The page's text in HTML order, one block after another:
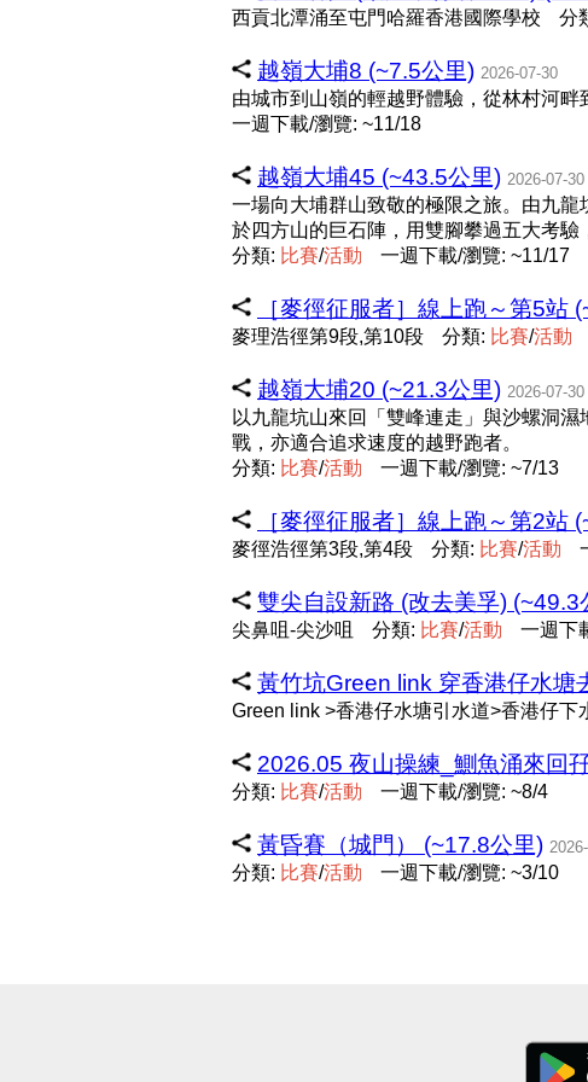
西貢北潭涌至屯門哈羅香港國際學校 分
越嶺大埔8 (~7.5公里) 2026-07-30
由城市到山嶺的輕越野體驗，從林村河畔
一週下載/瀏覽: ~11/18
越嶺大埔45 (~43.5公里) 2026-07-30
一場向大埔群山致敬的極限之旅。由九
於四方山的巨石陣，用雙腳攀過五大考驗
分類: 比賽/活動 一週下載/瀏覽: ~11/17
［麥徑征服者］線上跑～第5站
麥理浩徑第9段,第10段 分類: 比賽/活動
越嶺大埔20 (~21.3公里) 2026-07-30
以九龍坑山來回「雙峰連走」與沙螺洞
戰，亦適合追求速度的越野跑者。
分類: 比賽/活動 一週下載/瀏覽: ~7/13
［麥徑征服者］線上跑～第2站
麥徑浩徑第3段,第4段 分類: 比賽/活動
雙尖自設新路 (改去美孚) (~49.3
尖鼻咀-尖沙咀 分類: 比賽/活動 一週下
黃竹坑Green link 穿香港仔水塘
Green link >香港仔水塘引水道>香港仔
2026.05 夜山操練_鰂魚涌來回
分類: 比賽/活動 一週下載/瀏覽: ~8/4
黃昏賽（城門） (~17.8公里)
分類: 比賽/活動 一週下載/瀏覽: ~3/10